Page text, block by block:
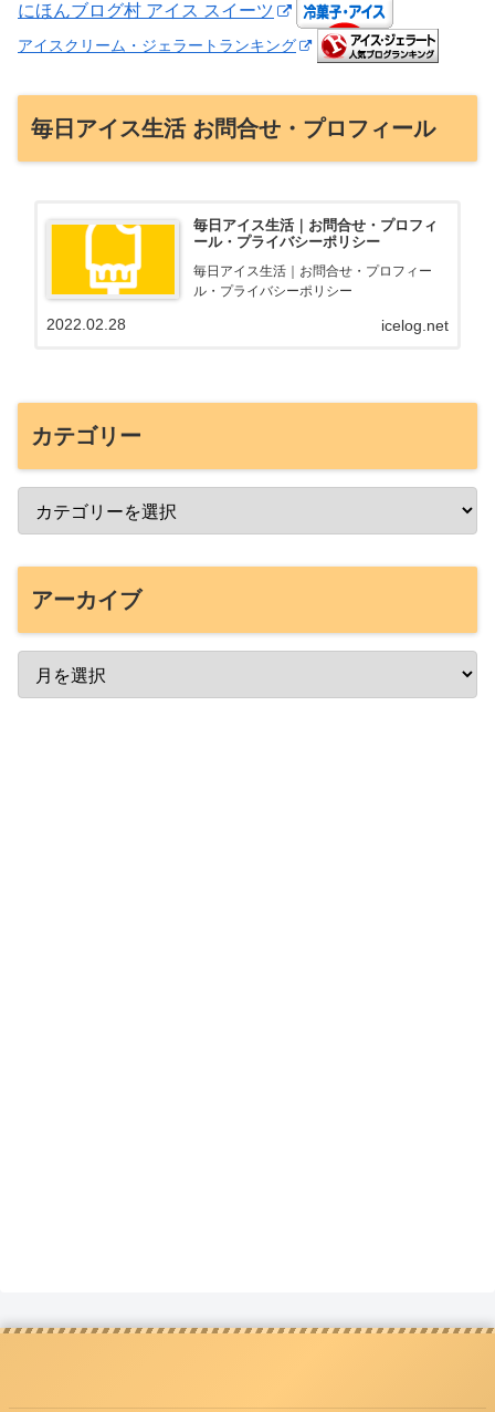
にほんブログ村 アイス スイーツ
アイスクリーム・ジェラートランキング
毎日アイス生活 お問合せ・プロフィール
毎日アイス生活｜お問合せ・プロフィ
ール・プライバシーポリシー
毎日アイス生活｜お問合せ・プロフィー
ル・プライバシーポリシー
icelog.net
2022.02.28
カテゴリー
アーカイブ